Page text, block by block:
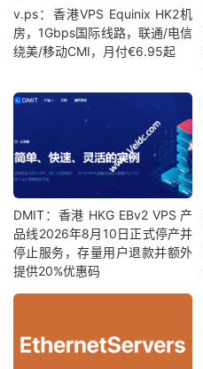
v.ps：香港VPS Equinix HK2机
房，1Gbps国际线路，联通/电信
绕美/移动CMI，月付€6.95起
DMIT：香港 HKG EBv2 VPS 产
品线2026年8月10日正式停产并
停止服务，存量用户退款并额外
提供20%优惠码